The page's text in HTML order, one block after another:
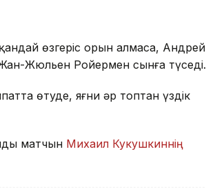
өзгеріс орын алмаса, Андрей
Жюльен Ройермен сынға түседі.
өтуде, яғни әр топтан үздік
матчын Михаил Кукушкиннің